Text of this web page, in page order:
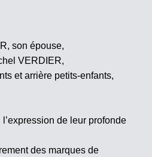
son épouse,
VERDIER,
et arrière petits-enfants,
de leur profonde
des marques de